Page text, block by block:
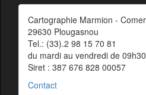
Cartographie Marmion -
29630 Plougasnou
Tel.: (33).2 98 15 70 81
du mardi au vendredi de
Siret : 387 676 828 00057
Contact